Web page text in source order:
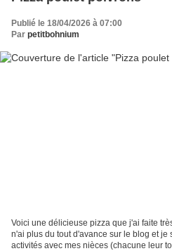
Publié le 18/04/2026 à 07:00
Par petitbohnium
Voici une délicieuse pizza que j'ai faite
n'ai plus du tout d'avance sur le blog et je
activités avec mes nièces (chacune leur